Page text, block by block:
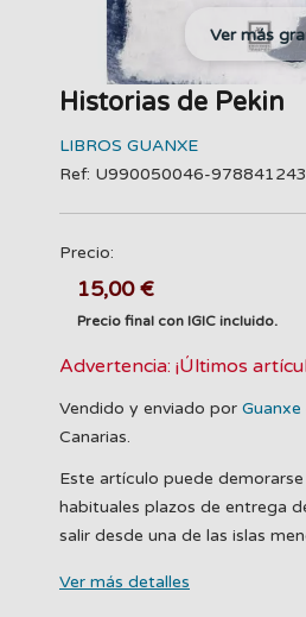
Ver más
Historias de Pekin
LIBROS GUANXE
Ref: U990050046-
Precio:
15,00 €
Precio final con IGIC incluido.
Advertencia: ¡Últimos
Vendido y enviado por Guanxe
Canarias.
Este artículo puede
habituales plazos de entrega
salir desde una de las islas
Ver más detalles